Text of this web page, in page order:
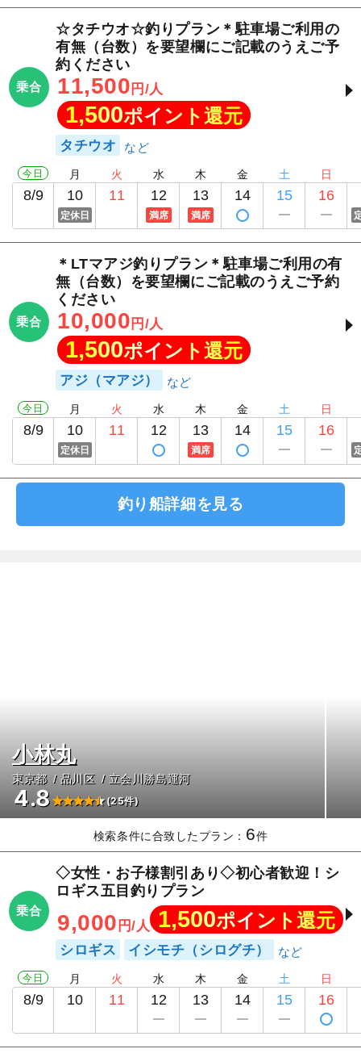
乗合
☆タチウオ☆釣りプラン＊駐車場ご利用の
有無（台数）を要望欄にご記載のうえご予
約ください
11,500 円/人
1,500ポイント還元
タチウオ
今日
8/9
月
10
定休日
火
11
水
12
満席
木
13
満席
金
14
土
15
日
16
乗合
＊LTマアジ釣りプラン＊駐車場ご利用の有
無（台数）を要望欄にご記載のうえご予約
ください
10,000 円/人
1,500ポイント還元
アジ（マアジ）
今日
8/9
月
10
定休日
火
11
水
12
木
13
満席
金
14
土
15
日
16
釣り船詳細を見る
小林丸
東京都 品川区 立会川勝島運河
4.8 (25件)
検索条件に合致したプラン： 6件
乗合
◇女性・お子様割引あり◇初心者歓迎！シ
ロギス五目釣りプラン
9,000 円/人 1,500ポイント還元
シロギス イシモチ（シログチ）
今日
8/9
月
10
火
11
水
12
木
13
金
14
土
15
日
16